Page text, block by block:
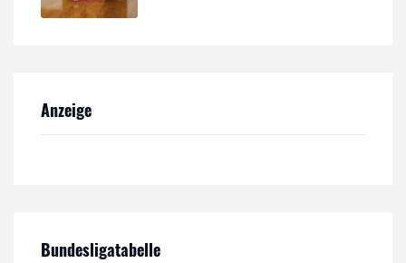
Anzeige
Bundesligatabelle